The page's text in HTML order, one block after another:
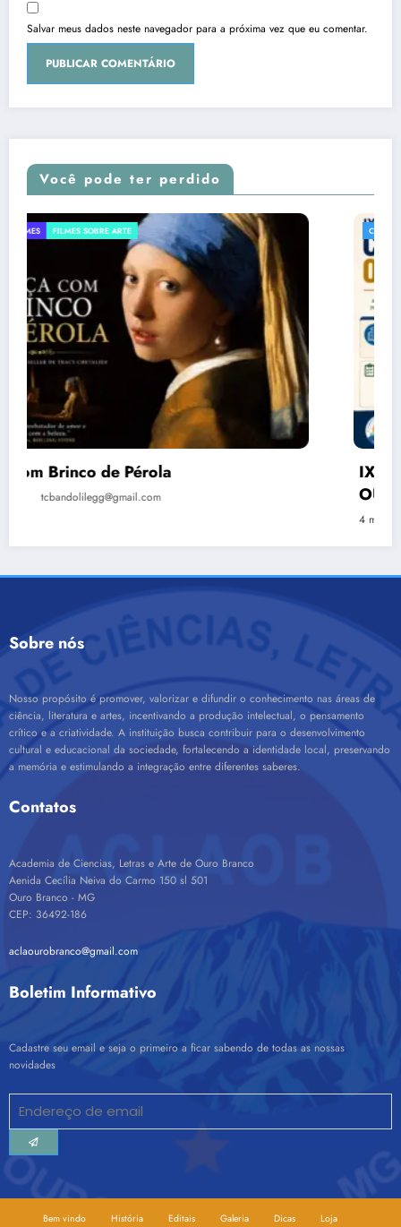
Salvar meus dados neste navegador para a próxima vez que eu comentar.
Você pode ter perdido
CONCURSO LITERÁRIO CURLTURA EDITAIS
IX CONCURSO LITERÁRIO “CIDADE DE
OURO BRANCO”
Sobre nós
Nosso propósito é promover, valorizar e difundir o conhecimento nas áreas de
ciência, literatura e artes, incentivando a produção intelectual, o pensamento
crítico e a criatividade. A instituição busca contribuir para o desenvolvimento
cultural e educacional da sociedade, fortalecendo a identidade local, preservando
Academia de Ciencias, Letras e Arte de Ouro Branco
Aenida Cecília Neiva do Carmo 150 sl 501
Ouro Branco - MG
Cadastre seu email e seja o primeiro a ficar sabendo de todas as nossas